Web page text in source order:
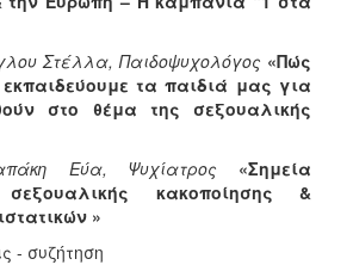
Στέλλα, Παιδοψυχολόγος «Πώς
τα παιδιά μας για
στο θέμα της σεξουαλικής
Εύα, Ψυχίατρος
«Σημεία
κακοποίησης &
»
- συζήτηση